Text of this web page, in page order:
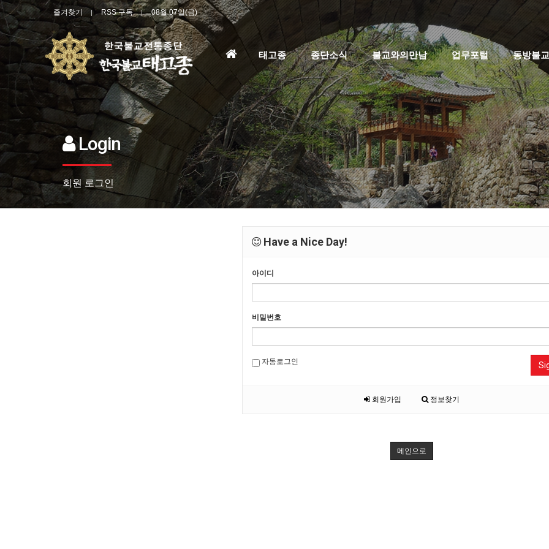
즐겨찾기 RSS 구독 08월 07일(금)
홈
태고종 종단소식 불교와의만남 업무포털 동방불
Login
회원 로그인
Have a Nice Day!
아이디
비밀번호
자동로그인
회원가입 정보찾기
메인으로